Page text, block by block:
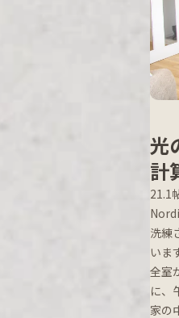
光
計
21.1
洗練
いま
全室
に、
家の